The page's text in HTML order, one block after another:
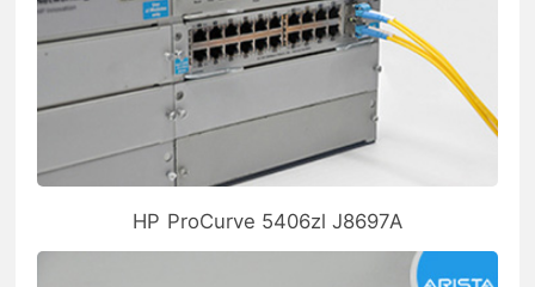
HP ProCurve 5406zl J8697A